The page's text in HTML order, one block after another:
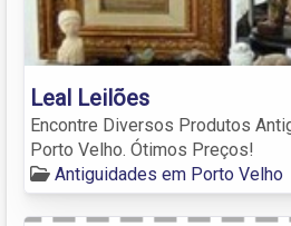
Leal Leilões
Encontre Diversos Produtos
Porto Velho. Ótimos Preços!
Antiguidades em Porto Velho